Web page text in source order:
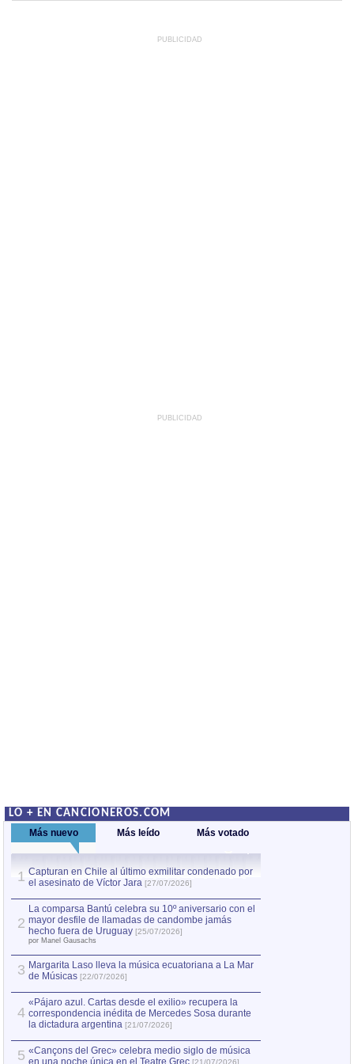
PUBLICIDAD
PUBLICIDAD
LO + EN CANCIONEROS.COM
Más nuevo Más leído Más votado
1 Capturan en Chile al último exmilitar condenado por
el asesinato de Víctor Jara [27/07/2026]
2
La comparsa Bantú celebra su 10º aniversario con el
mayor desfile de llamadas de candombe jamás
hecho fuera de Uruguay [25/07/2026]
por Manel Gausachs
3 Margarita Laso lleva la música ecuatoriana a La Mar
de Músicas [22/07/2026]
4
«Pájaro azul. Cartas desde el exilio» recupera la
correspondencia inédita de Mercedes Sosa durante
la dictadura argentina [21/07/2026]
5 «Cançons del Grec» celebra medio siglo de música
en una noche única en el Teatre Grec [21/07/2026]